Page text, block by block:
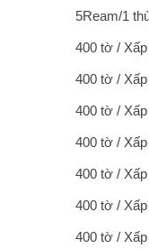
5Ream/1
400 tờ / Xấp
400 tờ / Xấp
400 tờ / Xấp
400 tờ / Xấp
400 tờ / Xấp
400 tờ / Xấp
400 tờ / Xấp